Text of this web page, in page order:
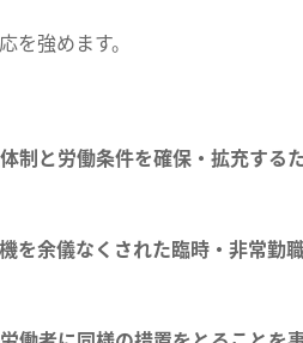
強めます。
制と労働条件を確保・拡充する
を余儀なくされた臨時・非常勤